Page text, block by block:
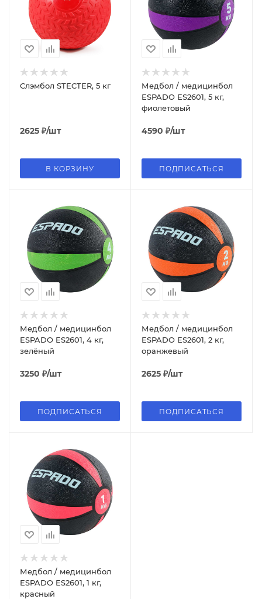
Слэмбол STECTER, 5 кг
2625 ₽/шт
В КОРЗИНУ
Медбол / медицинбол
ESPADO ES2601, 5 кг,
фиолетовый
4590 ₽/шт
ПОДПИСАТЬСЯ
Медбол / медицинбол
ESPADO ES2601, 4 кг,
зелёный
3250 ₽/шт
ПОДПИСАТЬСЯ
Медбол / медицинбол
ESPADO ES2601, 2 кг,
оранжевый
2625 ₽/шт
ПОДПИСАТЬСЯ
Медбол / медицинбол
ESPADO ES2601, 1 кг,
красный